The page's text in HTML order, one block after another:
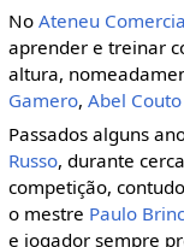
No Ateneu
aprender e treinar
altura,
Gamero, Abel Couto
Passados alguns
Russo, durante
competição,
o mestre Paulo
e jogador sempre